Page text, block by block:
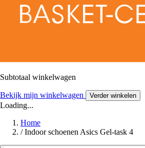
Subtotaal winkelwagen
Bekijk mijn winkelwagen Verder winkelen
Loading...
Home
/ Indoor schoenen Asics Gel-task 4